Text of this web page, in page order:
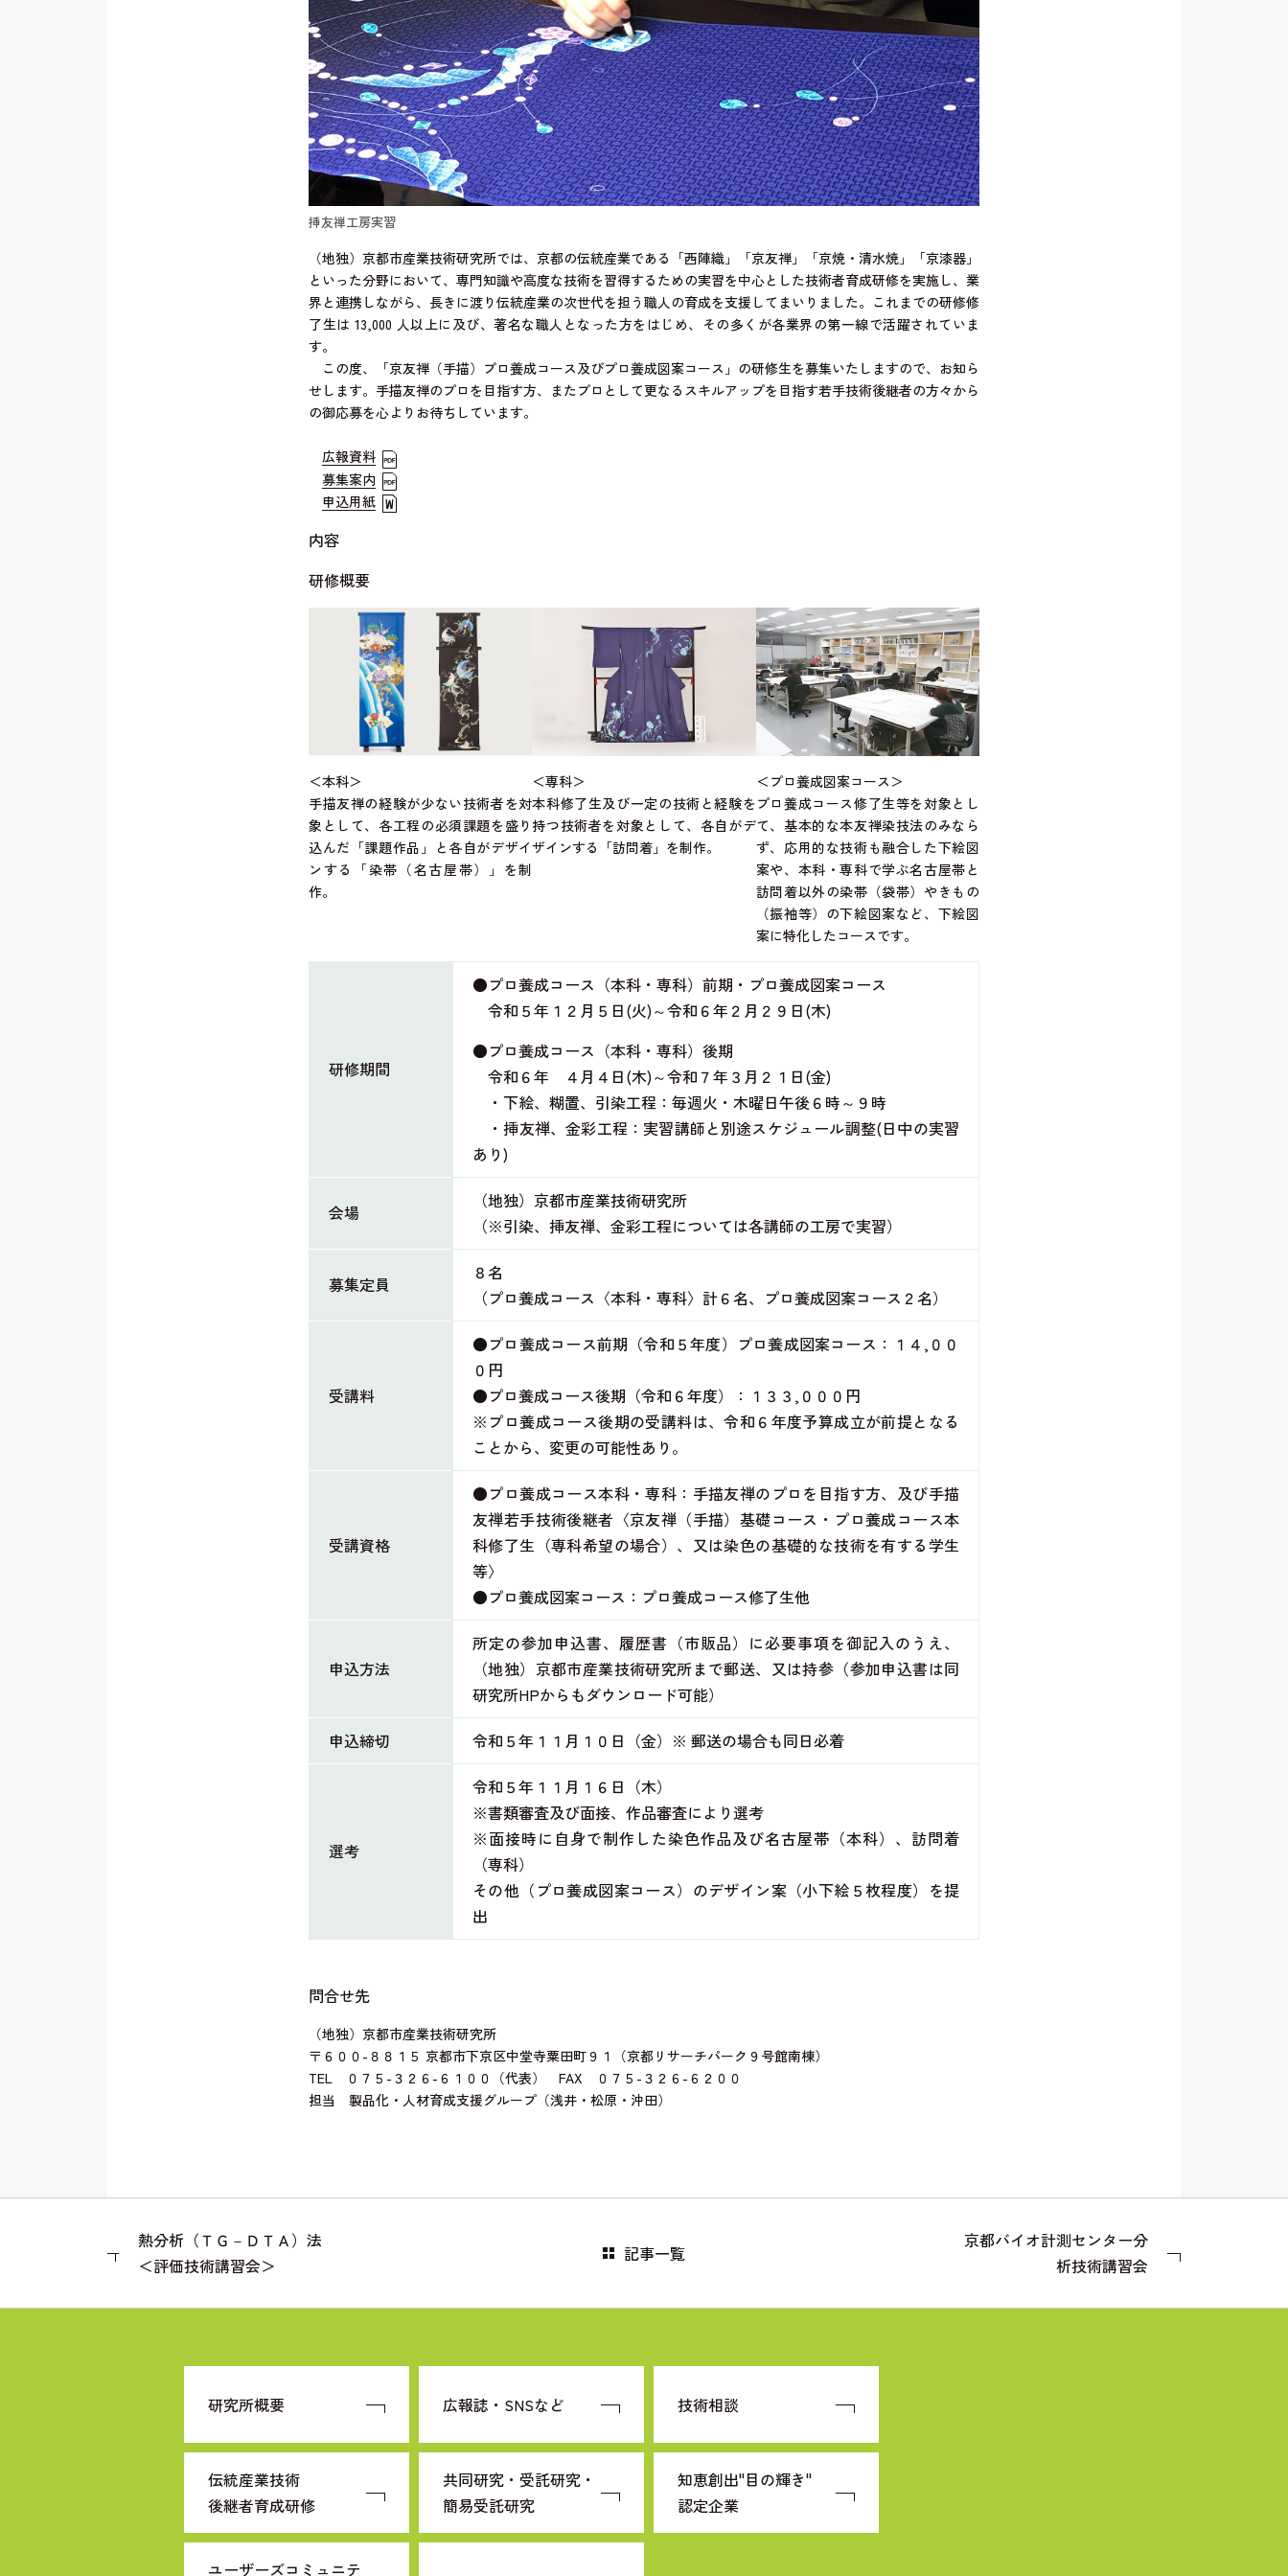
挿友禅工房実習
（地独）京都市産業技術研究所では、京都の伝統産業である「西陣織」「京友禅」「京焼・清水焼」「京漆器」
といった分野において、専門知識や高度な技術を習得するための実習を中心とした技術者育成研修を実施し、業
界と連携しながら、長きに渡り伝統産業の次世代を担う職人の育成を支援してまいりました。これまでの研修修
了生は 13,000 人以上に及び、著名な職人となった方をはじめ、その多くが各業界の第一線で活躍されていま
す。
この度、「京友禅（手描）プロ養成コース及びプロ養成図案コース」の研修生を募集いたしますので、お知ら
せします。手描友禅のプロを目指す方、またプロとして更なるスキルアップを目指す若手技術後継者の方々から
の御応募を心よりお待ちしています。
広報資料
募集案内
申込用紙
内容
研修概要
＜本科＞
手描友禅の経験が少ない技術者を対
象として、各工程の必須課題を盛り
込んだ「課題作品」と各自がデザイ
ンする「染帯（名古屋帯）」を制
作。
＜専科＞
本科修了生及び一定の技術と経験を
持つ技術者を対象として、各自がデ
ザインする「訪問着」を制作。
＜プロ養成図案コース＞
プロ養成コース修了生等を対象とし
て、基本的な本友禅染技法のみなら
ず、応用的な技術も融合した下絵図
案や、本科・専科で学ぶ名古屋帯と
訪問着以外の染帯（袋帯）やきもの
（振袖等）の下絵図案など、下絵図
案に特化したコースです。
研修期間
●プロ養成コース（本科・専科）前期・プロ養成図案コース
令和５年１２月５日(火)～令和６年２月２９日(木)
●プロ養成コース（本科・専科）後期
令和６年 ４月４日(木)～令和７年３月２１日(金)
・下絵、糊置、引染工程：毎週火・木曜日午後６時～９時
・挿友禅、金彩工程：実習講師と別途スケジュール調整(日中の実習
あり)
会場
（地独）京都市産業技術研究所
（※引染、挿友禅、金彩工程については各講師の工房で実習）
募集定員
８名
（プロ養成コース〈本科・専科〉計６名、プロ養成図案コース２名）
受講料
●プロ養成コース前期（令和５年度）プロ養成図案コース：１４,００
０円
●プロ養成コース後期（令和６年度）：１３３,０００円
※プロ養成コース後期の受講料は、令和６年度予算成立が前提となる
ことから、変更の可能性あり。
受講資格
●プロ養成コース本科・専科：手描友禅のプロを目指す方、及び手描
友禅若手技術後継者〈京友禅（手描）基礎コース・プロ養成コース本
科修了生（専科希望の場合）、又は染色の基礎的な技術を有する学生
等〉
●プロ養成図案コース：プロ養成コース修了生他
申込方法
所定の参加申込書、履歴書（市販品）に必要事項を御記入のうえ、
（地独）京都市産業技術研究所まで郵送、又は持参（参加申込書は同
研究所HPからもダウンロード可能）
申込締切
令和５年１１月１０日（金）※ 郵送の場合も同日必着
選考
令和５年１１月１６日（木）
※書類審査及び面接、作品審査により選考
※面接時に自身で制作した染色作品及び名古屋帯（本科）、訪問着
（専科）
その他（プロ養成図案コース）のデザイン案（小下絵５枚程度）を提
出
問合せ先
（地独）京都市産業技術研究所
〒６００-８８１５ 京都市下京区中堂寺粟田町９１（京都リサーチパーク９号館南棟）
TEL ０７５-３２６-６１００（代表） FAX ０７５-３２６-６２００
担当 製品化・人材育成支援グループ（浅井・松原・沖田）
熱分析（ＴＧ－ＤＴＡ）法
＜評価技術講習会＞
記事一覧
京都バイオ計測センター分
析技術講習会
研究所概要 広報誌・SNSなど 技術相談
伝統産業技術
後継者育成研修
共同研究・受託研究・
簡易受託研究
知恵創出"目の輝き"
認定企業
ユーザーズコミュニテ